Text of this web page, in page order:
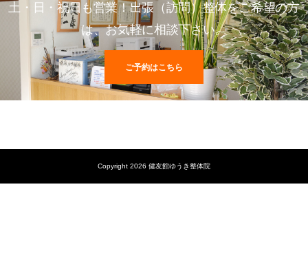
土・日・祝日も営業！出張（訪問）整体をご希望の方
は、お気軽に相談下さい。
ご予約はこちら
Copyright 2026 健友館ゆうき整体院